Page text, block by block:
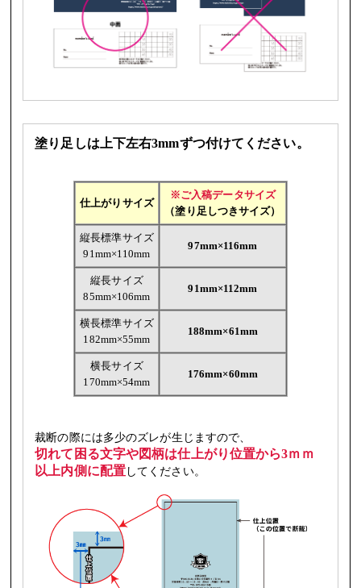
塗り足しは上下左右3mmずつ付けてください。
仕上がりサイズ
※ご入稿データサイズ
（塗り足しつきサイズ）
縦長標準サイズ
91mm×110mm
97mm×116mm
縦長サイズ
85mm×106mm
91mm×112mm
横長標準サイズ
182mm×55mm
188mm×61mm
横長サイズ
170mm×54mm
176mm×60mm
裁断の際には多少のズレが生じますので、
切れて困る文字や図柄は仕上がり位置から3ｍｍ
以上内側に配置 してください。